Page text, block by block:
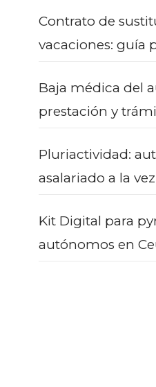
Contrato de
vacaciones: guía
Baja médica del
prestación y
Pluriactividad:
asalariado a la vez
Kit Digital para
autónomos en